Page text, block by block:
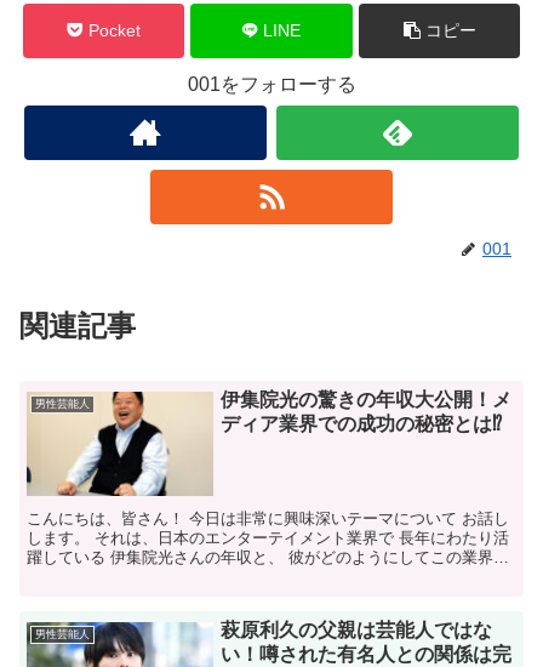
Pocket LINE コピー
001をフォローする
001
関連記事
男性芸能人
伊集院光の驚きの年収大公開！メ
ディア業界での成功の秘密とは⁉
こんにちは、皆さん！ 今日は非常に興味深いテーマについて お話し
します。 それは、日本のエンターテイメント業界で 長年にわたり活
躍している 伊集院光さんの年収と、 彼がどのようにしてこの業界で
男性芸能人
萩原利久の父親は芸能人ではな
い！噂された有名人との関係は完